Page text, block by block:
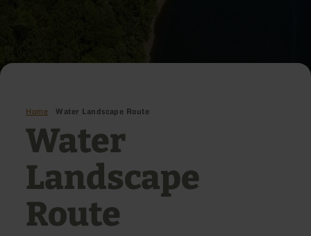
Home Water Landscape Route
Water
Landscape
Route